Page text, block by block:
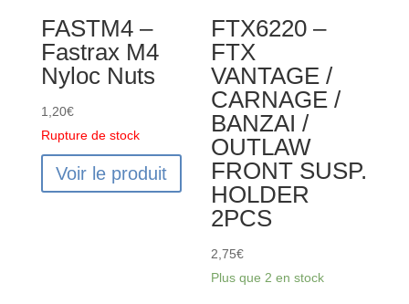
BANZAI
UPRIGHTS
(2PCS)
FASTM4 –
Fastrax M4
Nyloc Nuts
1,20€
Rupture de stock
Voir le produit
FTX6220 –
FTX
VANTAGE /
CARNAGE /
BANZAI /
OUTLAW
FRONT SUSP.
HOLDER
2PCS
2,75€
Plus que 2 en stock